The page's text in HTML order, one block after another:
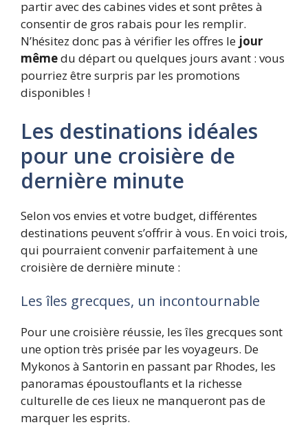
partir avec des cabines vides et sont prêtes à
consentir de gros rabais pour les remplir.
N’hésitez donc pas à vérifier les offres le jour
mêmedu départ ou quelques jours avant : vous
pourriez être surpris par les promotions
disponibles !
Les destinations idéales
pour une croisière de
dernière minute
Selon vos envies et votre budget, différentes
destinations peuvent s’offrir à vous. En voici trois,
qui pourraient convenir parfaitement à une
croisière de dernière minute :
Les îles grecques, un incontournable
Pour une croisière réussie, les îles grecques sont
une option très prisée par les voyageurs. De
Mykonos à Santorin en passant par Rhodes, les
panoramas époustouflants et la richesse
culturelle de ces lieux ne manqueront pas de
marquer les esprits.